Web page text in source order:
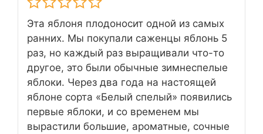
Эта яблоня плодоносит одной из самых
ранних. Мы покупали саженцы яблонь 5
раз, но каждый раз выращивали что-то
другое, это были обычные зимнеспелые
яблоки. Через два года на настоящей
яблоне сорта «Белый спелый» появились
первые яблоки, и со временем мы
вырастили большие, ароматные, сочные